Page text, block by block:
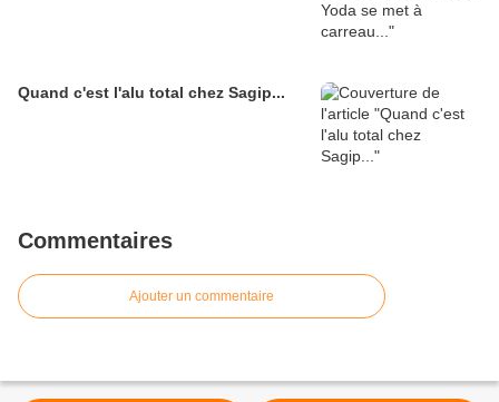
Quand c'est l'alu total chez Sagip...
Commentaires
Ajouter un commentaire